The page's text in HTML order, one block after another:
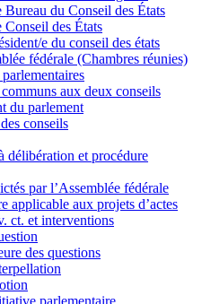
Bureau du Conseil des États
Conseil des États
e du conseil des états
fédérale (Chambres réunies)
aux deux conseils
du parlement
conseils
délibération et procédure
par l’Assemblée fédérale
applicable aux projets d’actes
ct. et interventions
des questions